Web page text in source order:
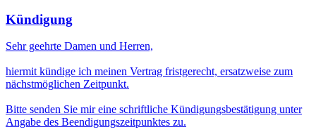
Kündigung
Sehr geehrte Damen und Herren,
hiermit kündige ich meinen Vertrag fristgerecht, ersatzweise zum
nächstmöglichen Zeitpunkt.
Bitte senden Sie mir eine schriftliche Kündigungsbestätigung unter
Angabe des Beendigungszeitpunktes zu.